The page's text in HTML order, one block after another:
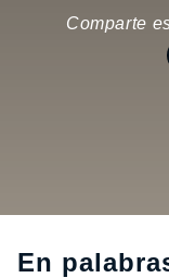
Comparte
En